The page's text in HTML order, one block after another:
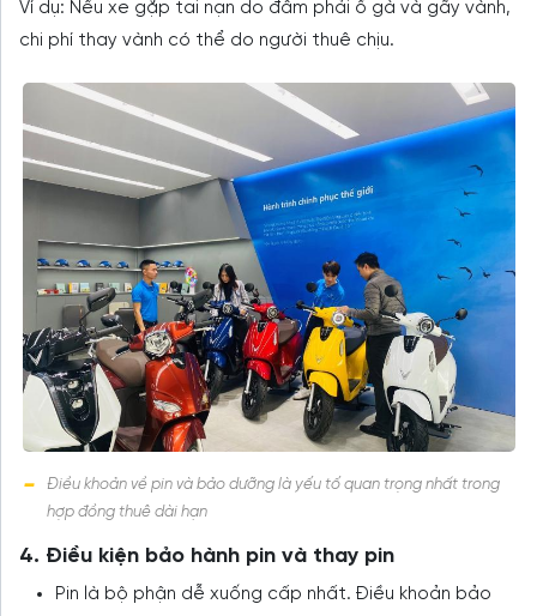
Ví dụ: Nếu xe gặp tai nạn do đâm phải ổ gà và gãy vành,
chi phí thay vành có thể do người thuê chịu.
Điều khoản về pin và bảo dưỡng là yếu tố quan trọng nhất trong
hợp đồng thuê dài hạn
4. Điều kiện bảo hành pin và thay pin
Pin là bộ phận dễ xuống cấp nhất. Điều khoản bảo